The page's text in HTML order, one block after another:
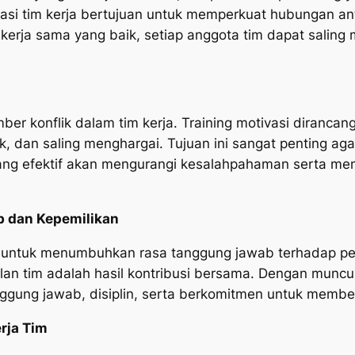
tim kerja bertujuan untuk memperkuat hubungan
sama yang baik, setiap anggota tim dapat saling
konflik dalam tim kerja. Training motivasi
dan saling menghargai. Tujuan ini sangat penting
efektif akan mengurangi kesalahpahaman serta
dan Kepemilikan
menumbuhkan rasa tanggung jawab terhadap
tim adalah hasil kontribusi bersama. Dengan
jawab, disiplin, serta berkomitmen untuk
Tim